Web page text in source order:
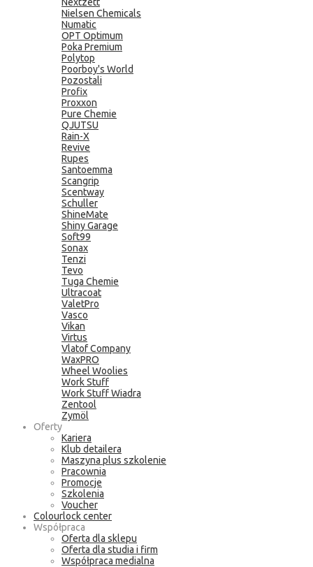
Nielsen Chemicals
Numatic
OPT Optimum
Poka Premium
Polytop
Poorboy's World
Pozostali
Profix
Proxxon
Pure Chemie
QJUTSU
Rain-X
Revive
Rupes
Santoemma
Scangrip
Scentway
Schuller
ShineMate
Shiny Garage
Soft99
Sonax
Tenzi
Tevo
Tuga Chemie
Ultracoat
ValetPro
Vasco
Vikan
Virtus
Vlatof Company
WaxPRO
Wheel Woolies
Work Stuff
Work Stuff Wiadra
Zentool
Zymöl
Oferty
Kariera
Klub detailera
Maszyna plus szkolenie
Pracownia
Promocje
Szkolenia
Voucher
Colourlock center
Współpraca
Oferta dla sklepu
Oferta dla studia i firm
Współpraca medialna